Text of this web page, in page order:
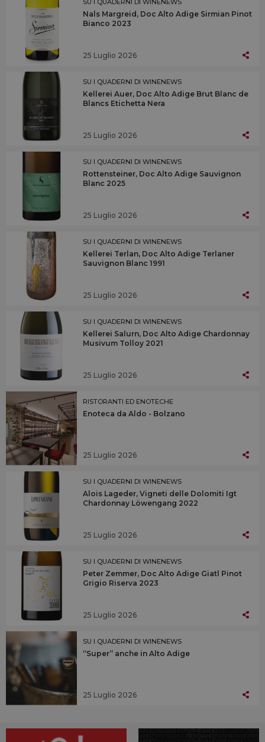
Nals Margreid, Doc Alto Adige Sirmian Pinot
Bianco 2023
25 Luglio 2026
SU I QUADERNI DI WINENEWS
Kellerei Auer, Doc Alto Adige Brut Blanc de
Blancs Etichetta Nera
25 Luglio 2026
SU I QUADERNI DI WINENEWS
Rottensteiner, Doc Alto Adige Sauvignon
Blanc 2025
25 Luglio 2026
SU I QUADERNI DI WINENEWS
Kellerei Terlan, Doc Alto Adige Terlaner
Sauvignon Blanc 1991
25 Luglio 2026
SU I QUADERNI DI WINENEWS
Kellerei Salurn, Doc Alto Adige Chardonnay
Musivum Tolloy 2021
25 Luglio 2026
RISTORANTI ED ENOTECHE
Enoteca da Aldo - Bolzano
25 Luglio 2026
SU I QUADERNI DI WINENEWS
Alois Lageder, Vigneti delle Dolomiti Igt
Chardonnay Löwengang 2022
25 Luglio 2026
SU I QUADERNI DI WINENEWS
Peter Zemmer, Doc Alto Adige Giatl Pinot
Grigio Riserva 2023
25 Luglio 2026
SU I QUADERNI DI WINENEWS
“Super” anche in Alto Adige
25 Luglio 2026